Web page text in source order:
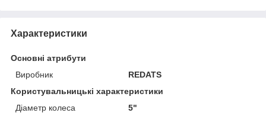
Характеристики
Основні атрибути
Виробник
REDATS
Користувальницькі характеристики
Діаметр колеса
5"